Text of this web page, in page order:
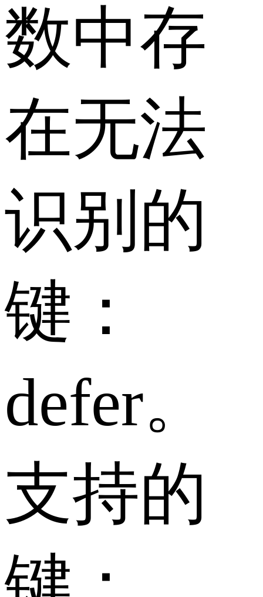
数中存
在无法
识别的
键：
defer。
支持的